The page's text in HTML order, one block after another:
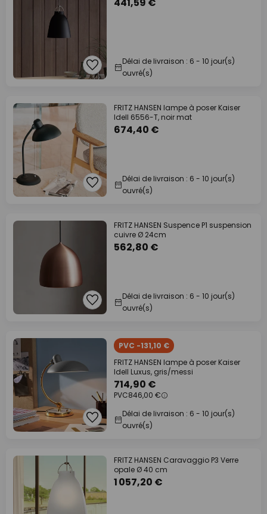
Délai de livraison : 6 - 10 jour(s)
ouvré(s)
FRITZ HANSEN lampe à poser Kaiser
Idell 6556-T, noir mat
674,40 €
Délai de livraison : 6 - 10 jour(s)
ouvré(s)
FRITZ HANSEN Suspence P1 suspension
cuivre Ø 24cm
562,80 €
Délai de livraison : 6 - 10 jour(s)
ouvré(s)
PVC -131,10 €
FRITZ HANSEN lampe à poser Kaiser
Idell Luxus, gris/messi
714,90 €
PVC846,00 €
Délai de livraison : 6 - 10 jour(s)
ouvré(s)
FRITZ HANSEN Caravaggio P3 Verre
opale Ø 40 cm
1 057,20 €